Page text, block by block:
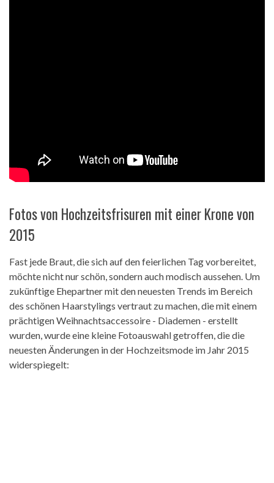
Fotos von Hochzeitsfrisuren mit einer Krone von
2015
Fast jede Braut, die sich auf den feierlichen Tag vorbereitet,
möchte nicht nur schön, sondern auch modisch aussehen. Um
zukünftige Ehepartner mit den neuesten Trends im Bereich
des schönen Haarstylings vertraut zu machen, die mit einem
prächtigen Weihnachtsaccessoire - Diademen - erstellt
wurden, wurde eine kleine Fotoauswahl getroffen, die die
neuesten Änderungen in der Hochzeitsmode im Jahr 2015
widerspiegelt: